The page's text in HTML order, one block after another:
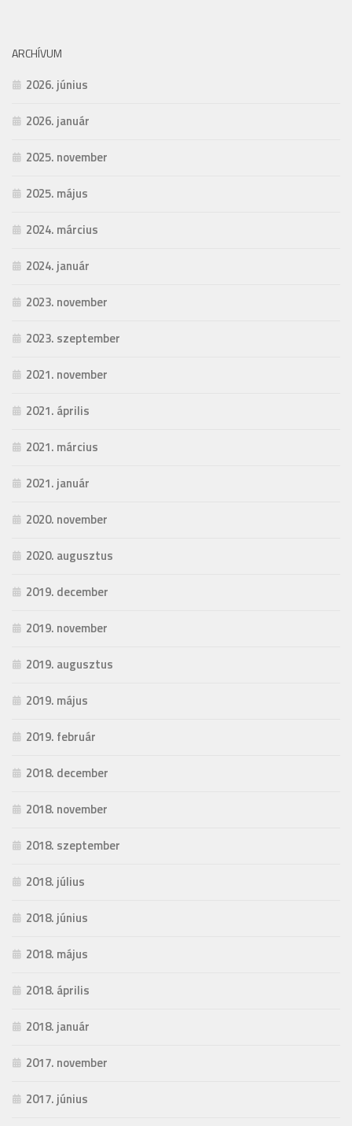
ARCHÍVUM
2026. június
2026. január
2025. november
2025. május
2024. március
2024. január
2023. november
2023. szeptember
2021. november
2021. április
2021. március
2021. január
2020. november
2020. augusztus
2019. december
2019. november
2019. augusztus
2019. május
2019. február
2018. december
2018. november
2018. szeptember
2018. július
2018. június
2018. május
2018. április
2018. január
2017. november
2017. június